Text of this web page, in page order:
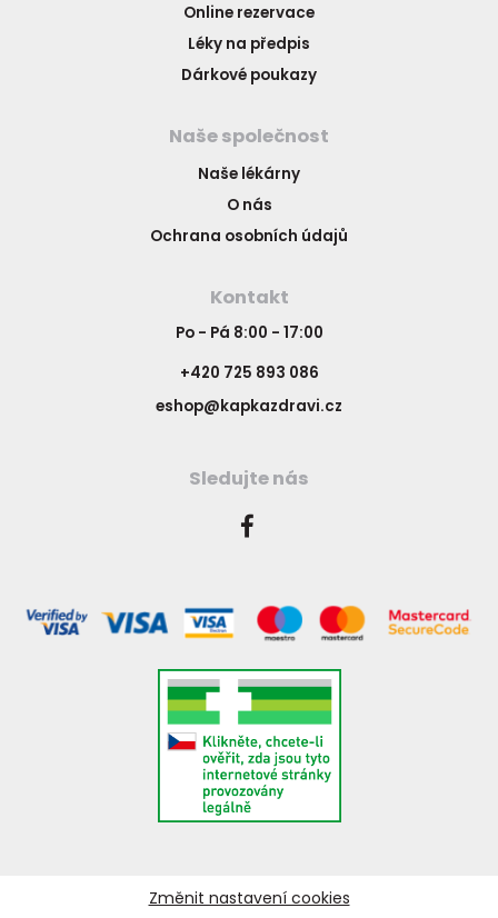
Online rezervace
Léky na předpis
Dárkové poukazy
Naše společnost
Naše lékárny
O nás
Ochrana osobních údajů
Kontakt
Po - Pá 8:00 - 17:00
+420 725 893 086
eshop@kapkazdravi.cz
Sledujte nás
Změnit nastavení cookies